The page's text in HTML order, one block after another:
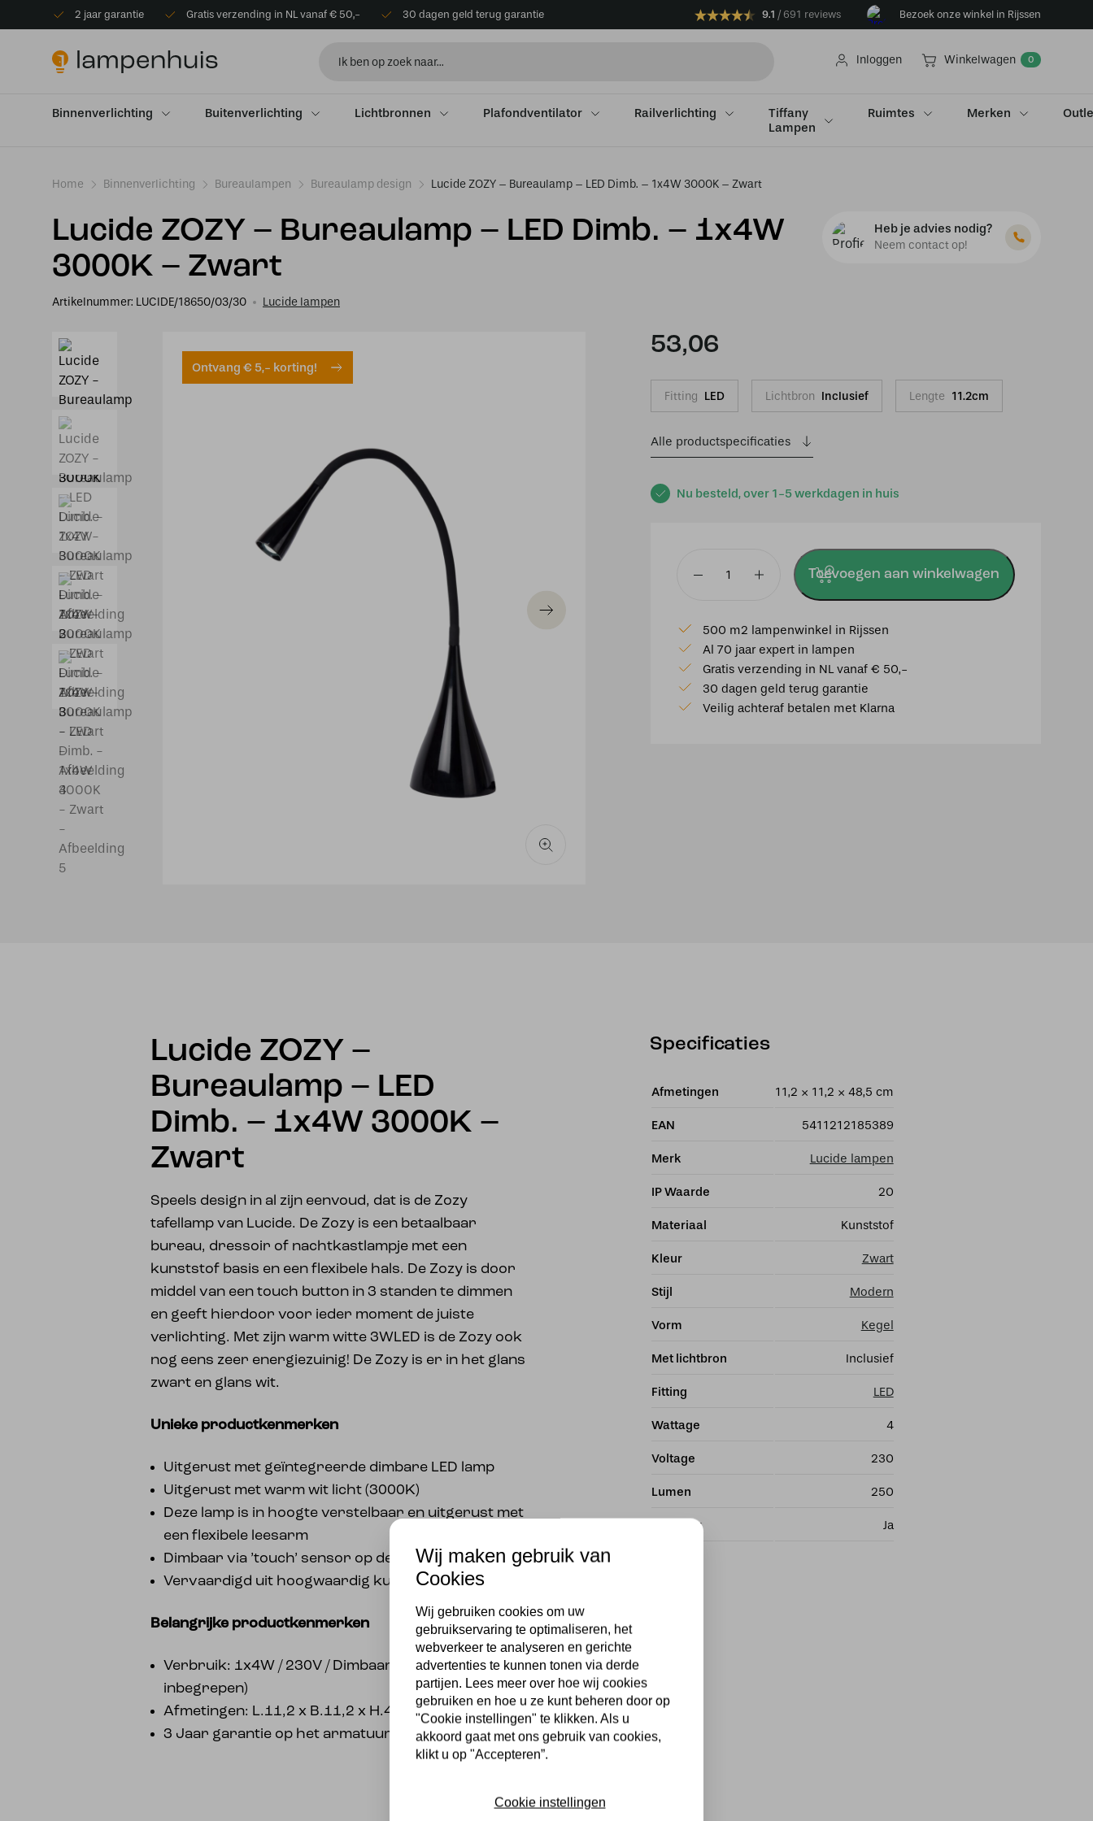
2 jaar garantie Gratis verzending in NL vanaf € 50,- 30 dagen geld terug garantie 9.1 691 reviews Bezoek onze winkel in Rijssen
Inloggen Winkelwagen 0
Binnenverlichting Buitenverlichting Lichtbronnen Plafondventilator Railverlichting
Tiffany
Lampen
Ruimtes Merken
Home Binnenverlichting Bureaulampen Bureaulamp design Lucide ZOZY – Bureaulamp – LED Dimb. – 1x4W 3000K – Zwart
Lucide ZOZY – Bureaulamp – LED Dimb. – 1x4W
3000K – Zwart
Artikelnummer: LUCIDE/18650/03/30 Lucide lampen
Heb je advies nodig?
Neem contact op!
Ontvang € 5,- korting!
Nu besteld, over 1-5 werkdagen in huis
53,06
Fitting LED Lichtbron Inclusief Lengte 11.2cm
Alle productspecificaties
Bureaulamp
LED
Dimb.
Toevoegen aan winkelwagen
500 m2 lampenwinkel in Rijssen
Al 70 jaar expert in lampen
Gratis verzending in NL vanaf € 50,-
30 dagen geld terug garantie
Veilig achteraf betalen met Klarna
Lucide ZOZY –
Bureaulamp – LED
Dimb. – 1x4W 3000K –
Zwart
Speels design in al zijn eenvoud, dat is de Zozy
tafellamp van Lucide. De Zozy is een betaalbaar
bureau, dressoir of nachtkastlampje met een
kunststof basis en een flexibele hals. De Zozy is door
middel van een touch button in 3 standen te dimmen
en geeft hierdoor voor ieder moment de juiste
verlichting. Met zijn warm witte 3WLED is de Zozy ook
nog eens zeer energiezuinig! De Zozy is er in het glans
zwart en glans wit.
Unieke productkenmerken
Uitgerust met geïntegreerde dimbare LED lamp
Uitgerust met warm wit licht (3000K)
Deze lamp is in hoogte verstelbaar en uitgerust met
een flexibele leesarm
Dimbaar via ’touch’ sensor op de lamp
Vervaardigd uit hoogwaardig kunststof
Belangrijke productkenmerken
Verbruik: 1x4W / 230V / Dimbaar (Lichtbron
inbegrepen)
Afmetingen: L.11,2 x B.11,2 x H.48,5 cm
3 Jaar garantie op het armatuur
Specificaties
Afmetingen 11,2 × 11,2 × 48,5 cm
EAN 5411212185389
Merk Lucide lampen
IP Waarde 20
Materiaal Kunststof
Kleur Zwart
Stijl Modern
Vorm Kegel
Met lichtbron Inclusief
Fitting LED
Wattage 4
Voltage 230
Lumen 250
Dimbaar Ja
Wij maken gebruik van
Cookies
Wij gebruiken cookies om uw
gebruikservaring te optimaliseren, het
webverkeer te analyseren en gerichte
advertenties te kunnen tonen via derde
partijen. Lees meer over hoe wij cookies
gebruiken en hoe u ze kunt beheren door op
"Cookie instellingen" te klikken. Als u
akkoord gaat met ons gebruik van cookies,
klikt u op "Accepteren”.
Cookie instellingen